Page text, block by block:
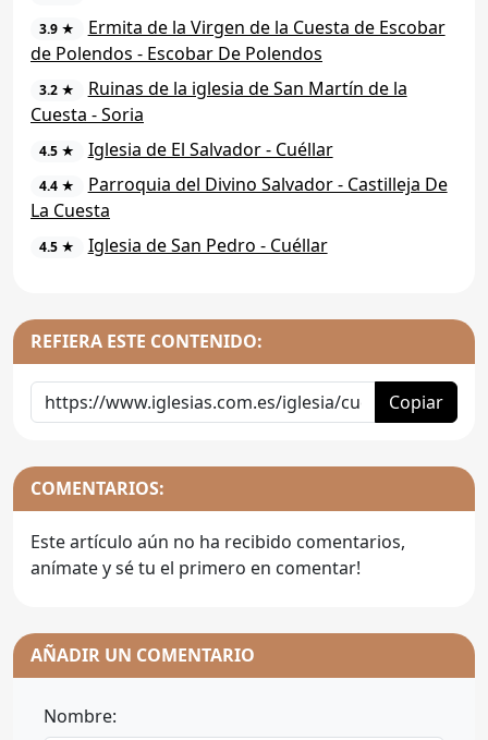
3.9 ★
Ermita de la Virgen de la Cuesta de Escobar
de Polendos - Escobar De Polendos
3.2 ★
Ruinas de la iglesia de San Martín de la
Cuesta - Soria
4.5 ★ Iglesia de El Salvador - Cuéllar
4.4 ★
Parroquia del Divino Salvador - Castilleja De
La Cuesta
4.5 ★ Iglesia de San Pedro - Cuéllar
REFIERA ESTE CONTENIDO:
Copiar
COMENTARIOS:
Este artículo aún no ha recibido comentarios,
anímate y sé tu el primero en comentar!
AÑADIR UN COMENTARIO
Nombre: